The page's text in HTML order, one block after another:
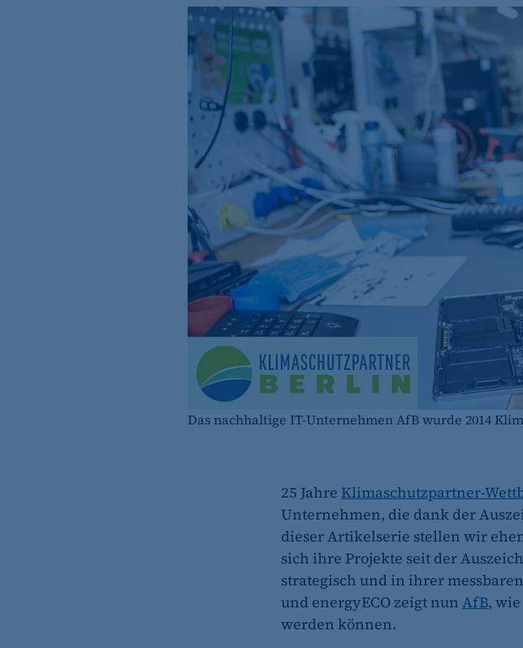
Das nachhaltige IT-Unternehmen AfB wurde 2014
25 Jahre Klimaschutzpartner-
Unternehmen, die dank der
dieser Artikelserie stellen wir
sich ihre Projekte seit der
strategisch und in ihrer
und energyECO zeigt nun AfB,
werden können.